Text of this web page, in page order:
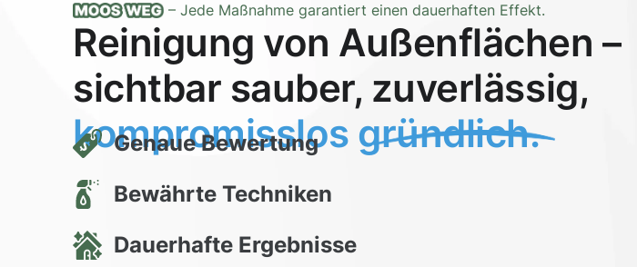
– Jede Maßnahme garantiert einen dauerhaften Effekt.
Reinigung von Außenflächen –
sichtbar sauber, zuverlässig,
kompromisslos gründlich.
Genaue Bewertung
Bewährte Techniken
Dauerhafte Ergebnisse